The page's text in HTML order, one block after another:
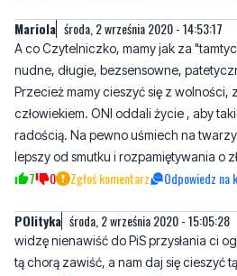
Przecież mamy cieszyć się z wolności,
człowiekiem. ONI oddali życie , aby
radością. Na pewno uśmiech na twarzy
lepszy od smutku i rozpamiętywania o
7 0 Zgłoś komentarz Odpowiedz na
POlityka środa, 2 września 2020 - 15:05:28
widzę nienawiść do PiS przysłania ci
7 3 Zgłoś komentarz Odpowiedz na
Np jan środa, 2 września 2020 - 16:59:32